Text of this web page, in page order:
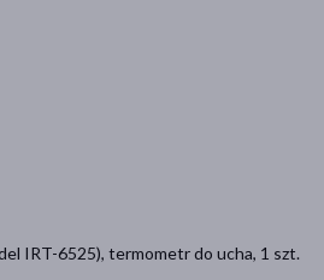
IRT-6525), termometr do ucha, 1 szt.